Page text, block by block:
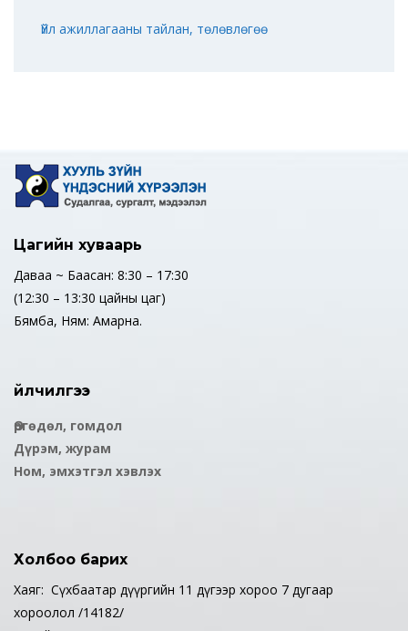
Үйл ажиллагааны тайлан, төлөвлөгөө
Цагийн хуваарь
Даваа ~ Баасан: 8:30 – 17:30
(12:30 – 13:30 цайны цаг)
Бямба, Ням: Амарна.
Үйлчилгээ
Өргөдөл, гомдол
Дүрэм, журам
Ном, эмхэтгэл хэвлэх
Холбоо барих
Хаяг: Сүхбаатар дүүргийн 11 дүгээр хороо 7 дугаар
хороолол /14182/